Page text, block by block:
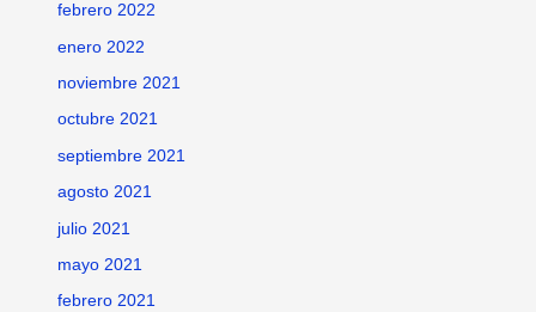
febrero 2022
enero 2022
noviembre 2021
octubre 2021
septiembre 2021
agosto 2021
julio 2021
mayo 2021
febrero 2021